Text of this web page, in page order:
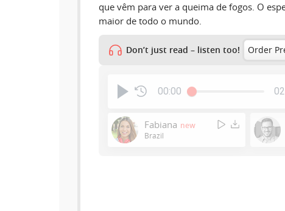
que vêm para ver a queima de fogos. O
maior de todo o mundo.
Don’t just read – listen too! Order
00:00
Fabiana new
Brazil